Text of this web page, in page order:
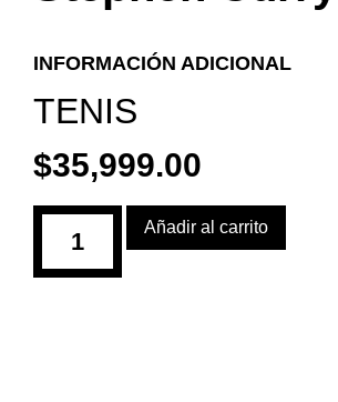
INFORMACIÓN ADICIONAL
TENIS
$35,999.00
Añadir al carrito